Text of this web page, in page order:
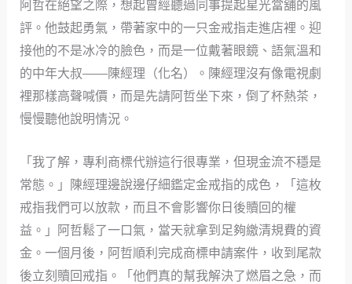
阿哲在絕望之際，想起曾經聽過同事提起星光當舖的風
評。他鼓起勇氣，帶著家中的一只金戒指走進店裡。迎
接他的不是冰冷的臉色，而是一位戴著眼鏡、語氣溫和
的中年大叔——陳經理（化名）。陳經理沒有像電視劇
裡那樣高聲喊價，而是先請阿哲坐下來，倒了杯熱茶，
慢慢聽他說明情況。
「我了解，專利商標代辦這行很專業，但現金流不穩是
常態。」陳經理邊說邊仔細鑑定金戒指的成色，「這枚
戒指我們可以放款，而且不會影響你日後贖回的權
益。」阿哲鬆了一口氣，當天就拿到足夠繳清規費的資
金。一個月後，阿哲順利完成商標申請案件，收到尾款
後立刻贖回戒指。「他們真的幫我解決了燃眉之急，而